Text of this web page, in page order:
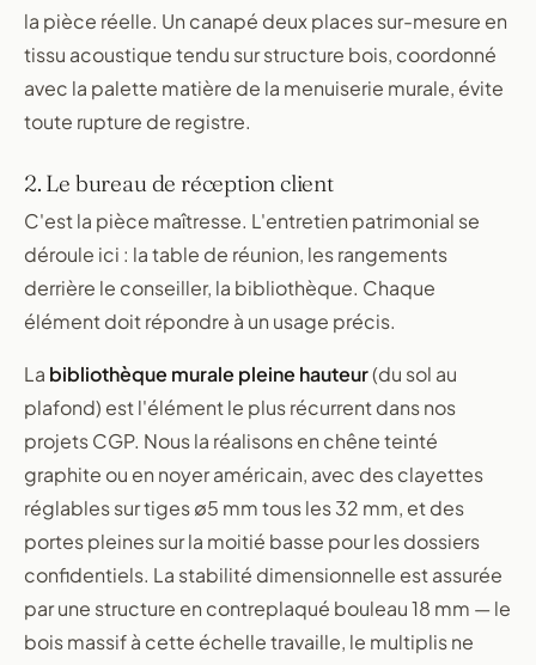
la pièce réelle. Un canapé deux places sur-mesure en
tissu acoustique tendu sur structure bois, coordonné
avec la palette matière de la menuiserie murale, évite
toute rupture de registre.
2. Le bureau de réception client
C'est la pièce maîtresse. L'entretien patrimonial se
déroule ici : la table de réunion, les rangements
derrière le conseiller, la bibliothèque. Chaque
élément doit répondre à un usage précis.
La bibliothèque murale pleine hauteur(du sol au
plafond) est l'élément le plus récurrent dans nos
projets CGP. Nous la réalisons en chêne teinté
graphite ou en noyer américain, avec des clayettes
réglables sur tiges ∅5 mm tous les 32 mm, et des
portes pleines sur la moitié basse pour les dossiers
confidentiels. La stabilité dimensionnelle est assurée
par une structure en contreplaqué bouleau 18 mm — le
bois massif à cette échelle travaille, le multiplis ne